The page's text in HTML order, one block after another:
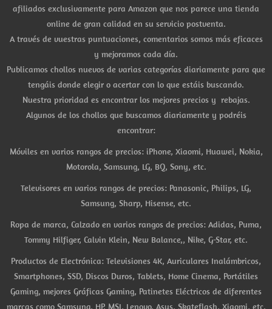
afiliados exclusivamente para Amazon que nos parece una tienda
online de gran calidad en su servicio postventa.
A través de vuestras puntuaciones, comentarios somos más eficaces
y mejoramos cada día.
Publicamos chollos nuevos de varias categorías diariamente para que
tengáis donde elegir o acertar con lo que estáis buscando.
Nuestra prioridad es encontrar los mejores precios y rebajas.
Algunos de los chollos que buscamos diariamente y podréis
encontrar:
Móviles en varios rangos de precios: iPhone, Xiaomi, Huawei, Nokia,
Motorola, Samsung, LG, BQ, Sony, etc.
Televisores en varios rangos de precios: Panasonic, Philips, LG,
Samsung, Sharp, Hisense, etc.
Ropa de marca, Calzado en varios rangos de precios: Adidas, Puma,
Tommy Hilfiger, Calvin Klein, New Balance,, Nike, G-Star, etc.
Productos de Electrónica: Televisiones 4K, Auriculares Inalámbricos,
Smartphones, SSD, Discos Duros, Tablets, Home Cinema, Portátiles
Gaming, mejores Gráficas Gaming, Patinetes Eléctricos de diferentes
marcas como Samsung, HP, MSI, Lenovo, Asus, Skateflash, Xiaomi, etc.